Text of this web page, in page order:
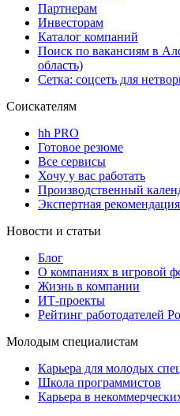
Партнерам
Инвесторам
Каталог компаний
Поиск по вакансиям в
область)
Сетка: соцсеть для
Соискателям
hh PRO
Готовое резюме
Все сервисы
Хочу у вас работать
Производственный
Экспертная рекомендация
Новости и статьи
Блог
О компаниях в игровой
Жизнь в компании
ИТ-проекты
Рейтинг работодателей
Молодым специалистам
Карьера для молодых
Школа программистов
Карьера в